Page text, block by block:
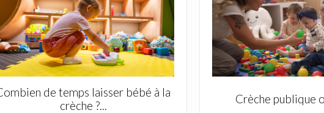
de temps laisser bébé à la
crèche ?...
Crèche publique